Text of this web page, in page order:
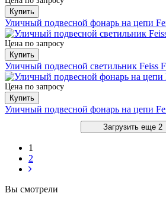
Купить
Уличный подвесной фонарь на цепи
Цена по запросу
Купить
Уличный подвесной светильник Feiss
Цена по запросу
Купить
Уличный подвесной фонарь на цепи
Загрузить еще 2
1
2
Вы смотрели